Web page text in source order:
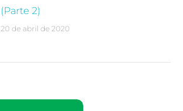
(Parte 2)
20 de abril de 2020